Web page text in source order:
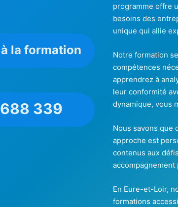
la formation
339
programme offre
besoins des
unique qui allie
Notre formation
compétences
apprendrez à
leur conformité
dynamique, vous
Nous savons que
approche est
contenus aux
En Eure-et-Loir,
formations